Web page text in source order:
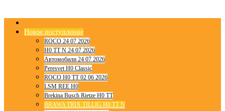
Новое поступление
ROCO 24 07 2026
H0 TT N 24 07 2026
Автомобили 24 07 2026
Peresvet H0 Classic
ROCO H0 TT 02 06 2026
LSM REE H0
Brekina Busch Rietze H0 TT
BRAWA TRIX TILLIG H0 TT N